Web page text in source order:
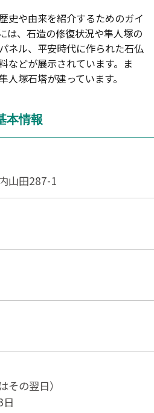
史や由来を紹介するためのガイ
は、石造の修復状況や隼人塚の
ネル、平安時代に作られた石仏
などが展示されています。ま
人塚石塔が建っています。
本情報
山田287-1
その翌日）
日